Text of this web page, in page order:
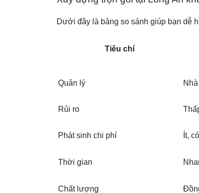
Dưới đây là bảng so sánh giúp bạn dễ
Tiêu chí
Quản lý
Rủi ro
Phát sinh chi phí Ít,
Thời gian
Chất lượng